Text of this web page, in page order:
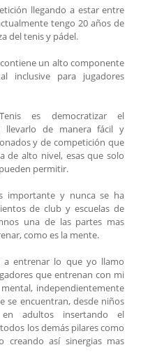
llegando a estar entre
tengo 20 años de
del tenis y pádel.
un alto componente
inclusive para jugadores
es democratizar el
llevarlo de manera fácil y
y de competición que
de alto nivel, esas que solo
permitir.
importante y nunca se ha
de club y escuelas de
una de las partes mas
como es la mente.
a entrenar lo que yo llamo
que entrenan con mi
independientemente
se encuentran, desde niños
adultos insertando el
los demás pilares como
creando así sinergias mas